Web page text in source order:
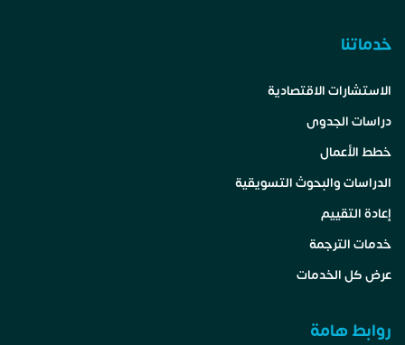
خدماتنا
الاستشارات الاقتصادية
دراسات الجدوى
خطط الأعمال
الدراسات والبحوث التسويقية
إعادة التقييم
خدمات الترجمة
عرض كل الخدمات
روابط هامة